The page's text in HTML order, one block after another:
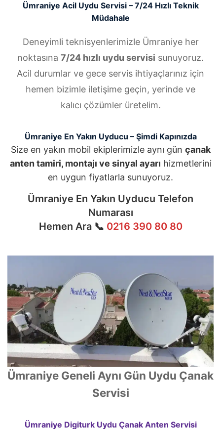
Ümraniye Acil Uydu Servisi – 7/24 Hızlı Teknik
Müdahale
Deneyimli teknisyenlerimizle Ümraniye her
noktasına 7/24 hızlı uydu servisi sunuyoruz.
Acil durumlar ve gece servis ihtiyaçlarınız için
hemen bizimle iletişime geçin, yerinde ve
kalıcı çözümler üretelim.
Ümraniye En Yakın Uyducu – Şimdi Kapınızda
Size en yakın mobil ekiplerimizle aynı gün çanak
anten tamiri, montajı ve sinyal ayarı hizmetlerini
en uygun fiyatlarla sunuyoruz.
Ümraniye En Yakın Uyducu Telefon
Numarası
Hemen Ara 📞 0216 390 80 80
Ümraniye Geneli Aynı Gün Uydu Çanak
Servisi
Ümraniye Digiturk Uydu Çanak Anten Servisi